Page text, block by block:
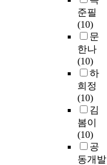
준필
(10)
문
한나
(10)
하
희정
(10)
김
봄이
(10)
공
동개발